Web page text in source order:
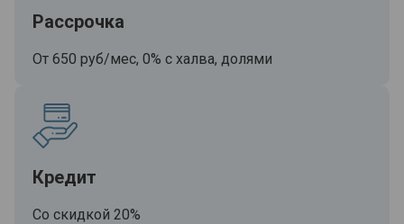
Рассрочка
От 650 руб/мес, 0% с халва, долями
Кредит
Со скидкой 20%